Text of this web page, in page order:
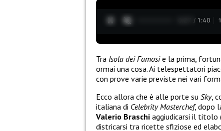
0:28 / 1:40 1
Tra Isola dei Famosie la prima,
ormai una cosa. Ai telespettatori
con prove varie previste nei vari
Ecco allora che è alle porte su Sky,
italiana di Celebrity Masterchef, dopo
Valerio Braschi aggiudicarsi il titolo
districarsi tra ricette sfiziose ed